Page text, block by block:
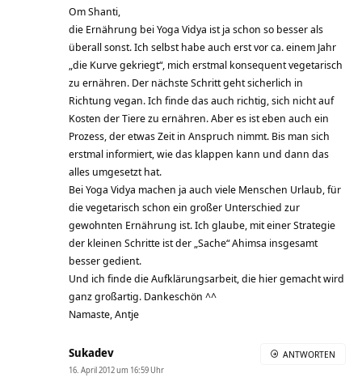
Om Shanti,
die Ernährung bei Yoga Vidya ist ja schon so besser als
überall sonst. Ich selbst habe auch erst vor ca. einem Jahr
„die Kurve gekriegt“, mich erstmal konsequent vegetarisch
zu ernähren. Der nächste Schritt geht sicherlich in
Richtung vegan. Ich finde das auch richtig, sich nicht auf
Kosten der Tiere zu ernähren. Aber es ist eben auch ein
Prozess, der etwas Zeit in Anspruch nimmt. Bis man sich
erstmal informiert, wie das klappen kann und dann das
alles umgesetzt hat.
Bei Yoga Vidya machen ja auch viele Menschen Urlaub, für
die vegetarisch schon ein großer Unterschied zur
gewohnten Ernährung ist. Ich glaube, mit einer Strategie
der kleinen Schritte ist der „Sache“ Ahimsa insgesamt
besser gedient.
Und ich finde die Aufklärungsarbeit, die hier gemacht wird
ganz großartig. Dankeschön ^^
Namaste, Antje
Sukadev
16. April 2012 um 16:59 Uhr
ANTWORTEN